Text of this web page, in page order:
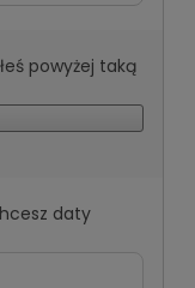
powyżej taką
daty